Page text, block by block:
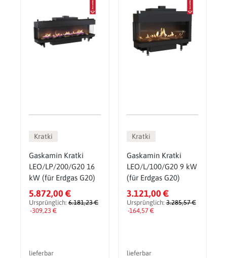
Kratki
Gaskamin Kratki
LEO/LP/200/G20 16
kW (für Erdgas G20)
5.872,00 €
Ursprünglich: 6.181,23 €
-309,23 €
lieferbar
Kratki
Gaskamin Kratki
LEO/L/100/G20 9 kW
(für Erdgas G20)
3.121,00 €
Ursprünglich:3.285,57 €
-164,57 €
lieferbar